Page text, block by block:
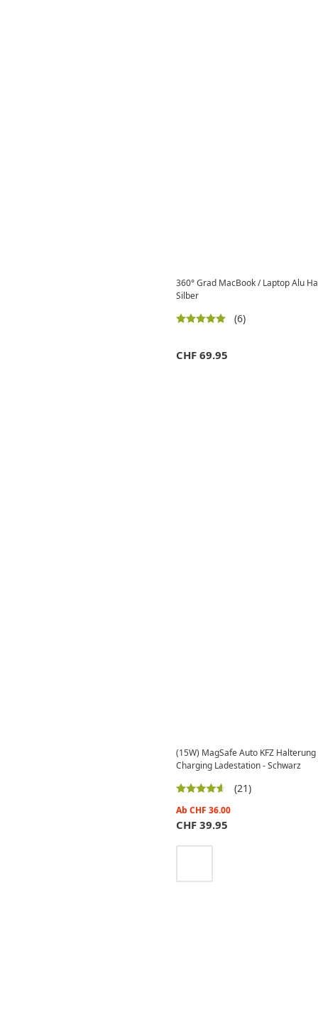
360° Grad MacBook / Laptop Alu
Silber
(6)
CHF 69.95
(15W) MagSafe Auto KFZ
Charging Ladestation - Schwarz
(21)
Ab CHF 36.00
CHF 39.95